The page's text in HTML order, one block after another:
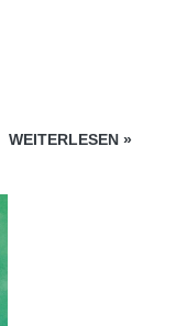
WEITERLESEN »